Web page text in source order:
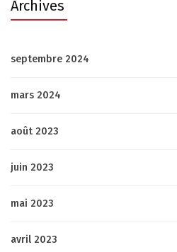
Archives
septembre 2024
mars 2024
août 2023
juin 2023
mai 2023
avril 2023